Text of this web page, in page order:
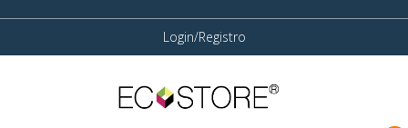
Login/Registro